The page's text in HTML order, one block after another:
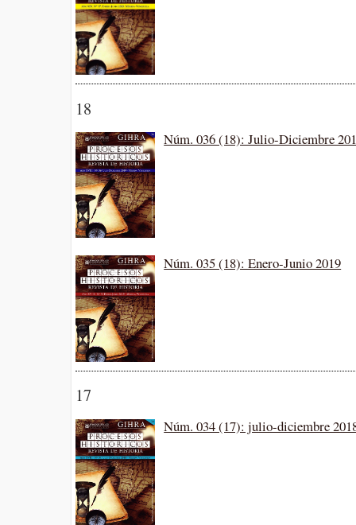
18
Núm. 036 (18): Julio-Diciembre
Núm. 035 (18): Enero-Junio 2019
17
Núm. 034 (17): julio-diciembre